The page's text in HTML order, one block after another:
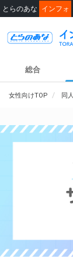
とらのあな インフォ
総合
女性向けTOP 同人